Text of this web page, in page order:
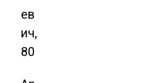
ев
ич,
80